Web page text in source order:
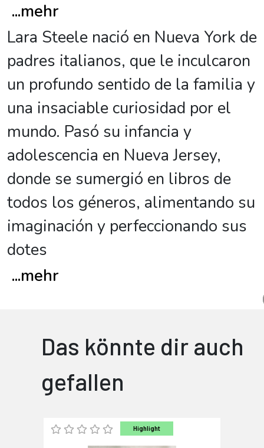
...mehr
Lara Steele nació en Nueva York de
padres italianos, que le inculcaron
un profundo sentido de la familia y
una insaciable curiosidad por el
mundo. Pasó su infancia y
adolescencia en Nueva Jersey,
donde se sumergió en libros de
todos los géneros, alimentando su
imaginación y perfeccionando sus
dotes
...mehr
Das könnte dir auch
gefallen
Highlight